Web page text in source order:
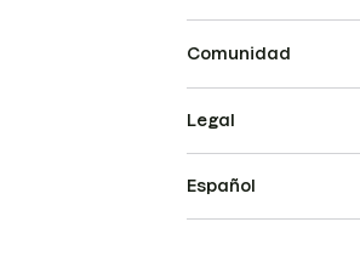
Comunidad
Legal
Español